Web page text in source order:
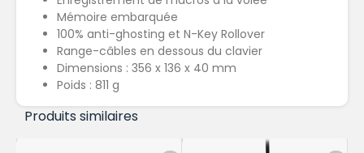
Mémoire embarquée
100% anti-ghosting et N-Key Rollover
Range-câbles en dessous du clavier
Dimensions : 356 x 136 x 40 mm
Poids : 811 g
Produits similaires